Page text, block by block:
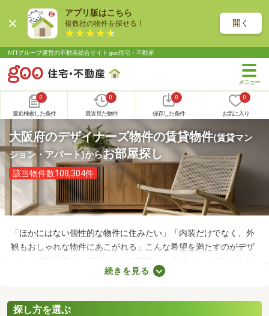
アプリ版はこちら
複数社の物件を探せる！ 開く
NTTグループ運営の不動産総合サイト goo住宅・不動産
0
最近検索した条件
0
最近見た物件
0
保存した条件
0
お気に入り
大阪府のデザイナーズ物件の賃貸物件(賃貸マン
ション・アパート)からお部屋探し
該当物件数108,304件
「ほかにはない個性的な物件に住みたい」「内装だけでなく、外
観もおしゃれな物件にあこがれる」こんな希望を満たすのがデザ
イナーズ物件です。デザイナーズ物件は、デザイナーのこだわり
が詰められたおしゃれな建物であることがポイント。ここでデザ
くださいね。
続きを見る
探し方を選ぶ